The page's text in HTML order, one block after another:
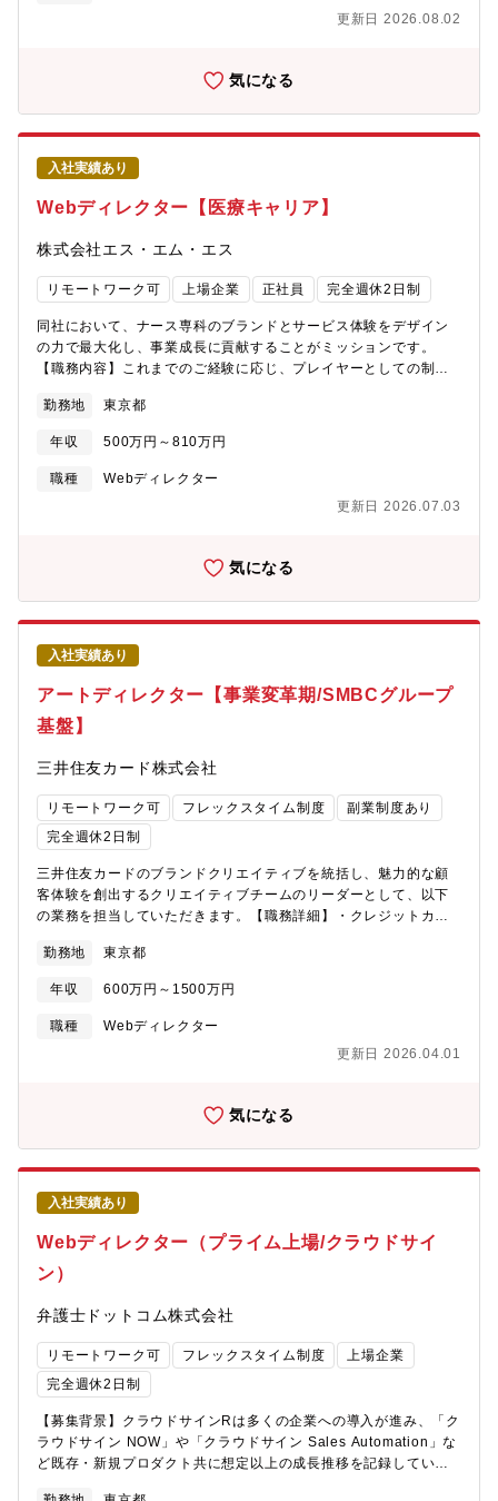
ション■戦略パートナーとのアライアンス契約、および施策の実行
業務）■イベントに限らない新たなグローススキーム、マネタイズ
スキームの考案■施策実現に伴う開発・マーケティングなど各所と
の連携■新機能開発等の開発未経験の方も、違う職種だった方も、
ぜひ様々なバックボーンが集まったAmebaでプロダクトマネージ
ャーを経験してみませんか？【会社概要】■サイバーエージェント
について株式会社サイバーエージェントは、メディア事業、イン
ターネット広告事業、ゲーム事業を主とするインターネット総合
企業です。「21世紀を代表する会社を創る」というビジョンを掲
げ、進化の早いインターネット産業の中、「人材力」「技術力」
「創出力」を強みに、「変化対応力」を培い創業来事業拡大を続
けてきました。「Amebaブログ」「ABEMA」「ウマ娘 プリティ
ーダービー」など様々な領域でサービスを提供しております。
■Amebalife事業本部について「100年愛されるメディアを創る」
が我々Amebaのビジョンです。Ameba事業本部では、「基幹事
業」となる■アメーバブログ開発運営事業■芸能人、有名人ブログ
ブログから派生した市場に参入し、以下の事業を展開しておりま
『ピグライフ』『アメーバピグ』■メタバースSNS事業『名称未
定』（立ち上げ中）■電子書籍プラットフォーム事業『Amebaマ
上げ中）など様々な事業を展開しています。【チームの文化】ビ
合い""モノ作り""を実行できる環境です。■困ったら助けてくれ
る、相談しやすい環境■優しい人が多い ・モチベーションが高い
人が多い■フラットな組織■事業責任者との距離が近い■裁量権が大
きい■周囲に経験値の高い社員が多い
更新日 2026.08.02
気になる
入社実績あり
Webディレクター【医療キャリア】
株式会社エス・エム・エス
リモートワーク可 上場企業 正社員 完全週休2日制
同社において、ナース専科のブランドとサービス体験をデザイン
の力で最大化し、事業成長に貢献することがミッションです。
【職務内容】これまでのご経験に応じ、プレイヤーとしての制作
■「ナース専科」のブランドコミュニケーション・TVCM、交通広
告、SNS、Webサイト等、全タッチポイントにおけるクリエイテ
ィブディレクション・ユーザーインサイト（定性・定量データ）
に基づく、UI/UX改善およびコミュニケーション戦略の立案・事業
よび施策実行■事業横断的なクリエイティブ戦略・組織作り・4月
策定など）・「ナース専科」以外のサービス群へのデザイン品質
基準の策定・展開・Design Systemや各種ガイドラインの構築・
運用による、制作効率とブランド一貫性の担保■クリエイティブ品
質管理・制作・社内メンバーおよび外部パートナー（業務委託）
へのディレクション・コピーライティング、ビジュアルデザイン
のクオリティコントロール【ポジションの魅力】①「点」ではな
く「面」でのブランド作り単一サービスだけでなく、複数のキャ
リアサービスへデザインの価値を波及させる「仕組みづくり」か
ら携われます。また、ブランド統合直後のため、TVCMやブラン
織フェーズです。②ブルーオーシャンでの挑戦デザイン優位性を
取得しているサービスが乏しい医療・看護業界だからこそ、クリ
エイティブの力で顧客及び事業に大きく貢献できる領域です。③
ビジネスとユーザーに直結するクリエイティブマーケティングや
事業責任者と非常に近い距離で働くため、「デザインがどう数字
に貢献したか」をダイレクトに実感しつつ、ユーザーの声をキャ
ッチアップしながらのものづくりが可能です。④組織開発の経験
正社員・業務委託を含めたチームビルディング、採用、ピープル
築けます。【募集背景】◆ナース専科のデザイナー募集背景ナー
ス専科は、2024年8月に「ナース専科」ブランドへの統合を実施
ては売上貢献のために、デザインの力がより一層求められるフェ
ーズです。看護業界はデザイン優位性を取得しているサービスが
コンポーネントなど、ブランド構築の礎を作るタイミングのた
め、クリエイティブディレクターとして、貴重な経験を積める環
境となります。また、ここから看護以外の事業にもデザイン組織
の拡張を予定しています。単なる制作に留まらず、複数事業に入
り込める強固なデザイン組織・体制の構築（Design Ops）から携
わっていただける、またとないタイミングでの募集です。◆事業
の目指す先当社のキャリア事業は、単純に「従事者不足の業界に
人材を斡旋してマネタイズする」というコンセプトではなく、
「医療・介護/障害福祉領域における根本的な人材不足を如何にし
め、キャリア事業以外にも他業界からの人材流入促進のための資
格取得支援／スクール運営や定着支援、スキル・キャリアアップ
情報を提供するコミュニティサイト運営など多彩な事業・サービ
ス展開に取り組んでいます。全国の看護師の大半が登録する『ナ
が、今後さらに復職支援や定着支援等の周辺領域へも事業を拡大
し、業界へのより大きな貢献を目指していきます。【配属組織】
配属先：医療キャリア事業本部 ナース専科マーケティング推進部
勤務地 東京都
年収 500万円～810万円
職種
Webディレクター
更新日 2026.07.03
気になる
入社実績あり
アートディレクター【事業変革期/SMBCグループ
基盤】
三井住友カード株式会社
リモートワーク可 フレックスタイム制度
副業制度あり
完全週休2日制
三井住友カードのブランドクリエイティブを統括し、魅力的な顧
客体験を創出するクリエイティブチームのリーダーとして、以下
の業務を担当していただきます。【職務詳細】・クレジットカー
ンドキャンペーン、広告、販促物等のクリエイティブディレクシ
ョン・カードデザイン、パッケージング、ブランドアイテムのデ
ザインディレクション・マーケティング施策に基づくクリエイテ
ィブ戦略の立案と実行・社内外のデザイナー、コピーライター、
ランドガイドラインの策定と運用管理・デジタルメディアにおけ
ーディングカンパニーのブランド戦略をリードし、キャッシュレ
ス決済の未来を創るクリエイティブの統括ポジションです・マー
ケティング部門と密接に連携し、ブランド戦略からクリエイティ
ブ実行までを一気通貫で推進できます・経営層と直接コミュニケ
ーションを取りながら、全社のブランド価値向上に向けた重要な
意思決定に関われます・デジタルシフトが加速する金融領域で、
革新的なブランド体験の創出にチャレンジできます・社内外の優
秀なクリエイターと協働し、統合的なブランドコミュニケーショ
ンを実現できます・カード商品、決済サービス、コーポレートな
の枠を超えた新しいブランド体験の創出に、クリエイティブの観
点からチャレンジできます・グローバル展開を見据えた、次世代
の金融ブランドづくりに携われます【配属部署】・CEOデザイン
オフィス
（https://prtimes.jp/main/html/rd/p/000000754.000032321.html）
一貫した全社横断の顧客体験やブランディング等の実現による、
競争力および企業価値の更なる向上を目的に、全社横断で「顧客
体験・ブランド価値」の創出・向上を統合的に推進する「CEOデ
勤務地 東京都
年収 600万円～1500万円
職種
Webディレクター
更新日 2026.04.01
気になる
入社実績あり
Webディレクター（プライム上場/クラウドサイ
ン）
弁護士ドットコム株式会社
リモートワーク可 フレックスタイム制度
上場企業
完全週休2日制
【募集背景】クラウドサインRは多くの企業への導入が進み、「ク
ラウドサイン NOW」や「クラウドサイン Sales Automation」な
ど既存・新規プロダクト共に想定以上の成長推移を記録していま